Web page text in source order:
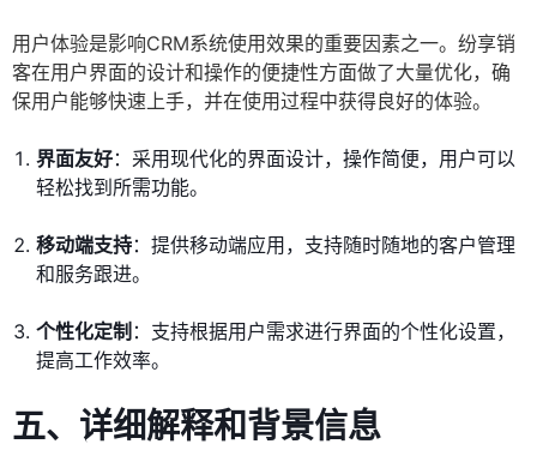
用户体验是影响CRM系统使用效果的重要因素之一。纷享销
客在用户界面的设计和操作的便捷性方面做了大量优化，确
保用户能够快速上手，并在使用过程中获得良好的体验。
界面友好：采用现代化的界面设计，操作简便，用户可以
轻松找到所需功能。
移动端支持：提供移动端应用，支持随时随地的客户管理
和服务跟进。
个性化定制 ：支持根据用户需求进行界面的个性化设置，
提高工作效率。
五、详细解释和背景信息